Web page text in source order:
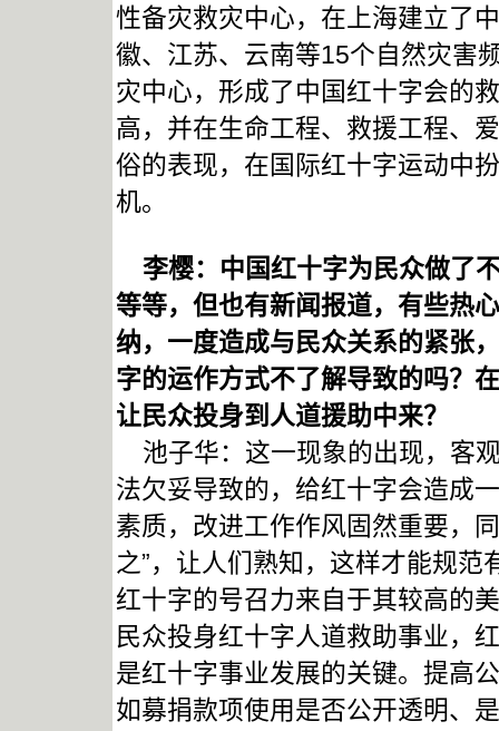
性备灾救灾中心，在上海建立了
徽、江苏、云南等15个自然灾害
灾中心，形成了中国红十字会的
高，并在生命工程、救援工程、
俗的表现，在国际红十字运动中
机。
李樱：中国红十字为民众做了
等等，但也有新闻报道，有些热
纳，一度造成与民众关系的紧张
字的运作方式不了解导致的吗？
让民众投身到人道援助中来？
池子华：这一现象的出现，客
法欠妥导致的，给红十字会造成
素质，改进工作作风固然重要，
之”，让人们熟知，这样才能规
红十字的号召力来自于其较高的
民众投身红十字人道救助事业，
是红十字事业发展的关键。提高
如募捐款项使用是否公开透明、